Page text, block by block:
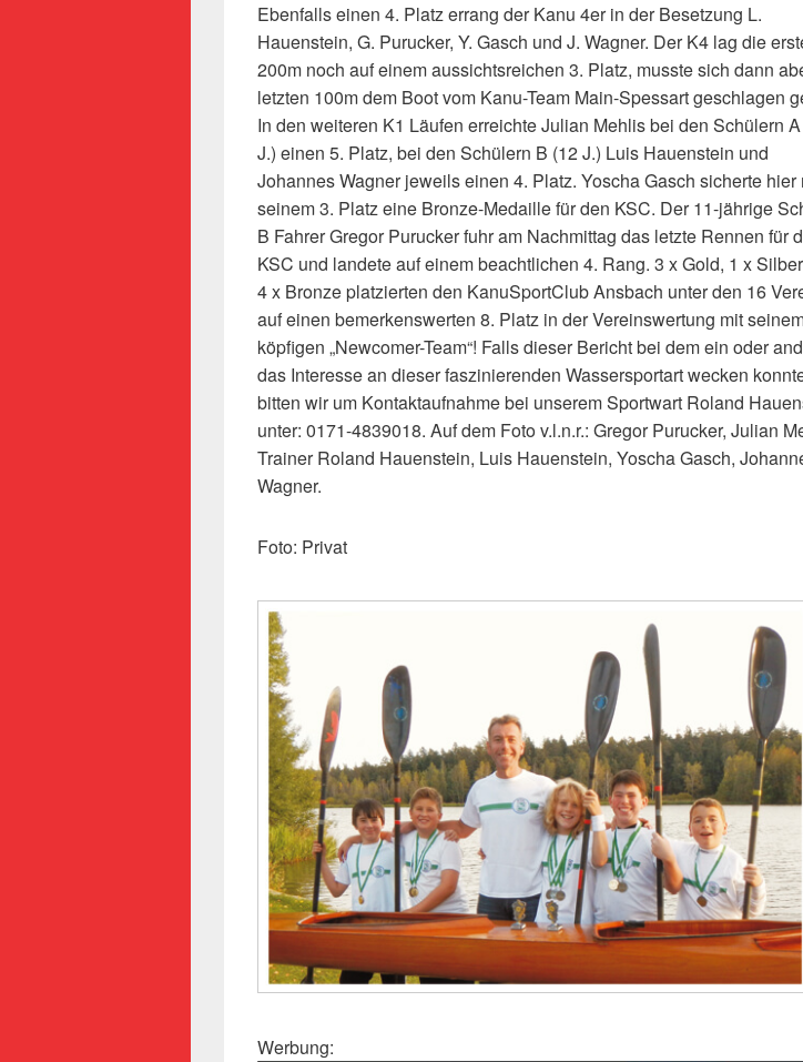
Ebenfalls einen 4. Platz errang der Kanu 4er in der Besetzung L.
Hauenstein, G. Purucker, Y. Gasch und J. Wagner. Der K4 lag die
200m noch auf einem aussichtsreichen 3. Platz, musste sich dann
letzten 100m dem Boot vom Kanu-Team Main-Spessart geschlagen
In den weiteren K1 Läufen erreichte Julian Mehlis bei den Schülern
J.) einen 5. Platz, bei den Schülern B (12 J.) Luis Hauenstein und
Johannes Wagner jeweils einen 4. Platz. Yoscha Gasch sicherte hier
seinem 3. Platz eine Bronze-Medaille für den KSC. Der 11-jährige
B Fahrer Gregor Purucker fuhr am Nachmittag das letzte Rennen für
KSC und landete auf einem beachtlichen 4. Rang. 3 x Gold, 1 x
4 x Bronze platzierten den KanuSportClub Ansbach unter den 16
auf einen bemerkenswerten 8. Platz in der Vereinswertung mit
köpfigen „Newcomer-Team“! Falls dieser Bericht bei dem ein oder
das Interesse an dieser faszinierenden Wassersportart wecken
bitten wir um Kontaktaufnahme bei unserem Sportwart Roland
unter: 0171-4839018. Auf dem Foto v.l.n.r.: Gregor Purucker, Julian
Trainer Roland Hauenstein, Luis Hauenstein, Yoscha Gasch,
Wagner.
Foto: Privat
Werbung: